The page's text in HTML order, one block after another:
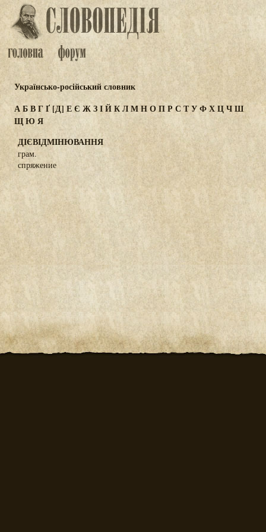
Українсько-російський словник
АБВГҐ[Д] ЕЄ ЖЗІЙКЛМНОПР С ТУФХЦЧШ
ЩЮ Я
ДІЄВІДМІНЮВАННЯ
грам.
спряжение